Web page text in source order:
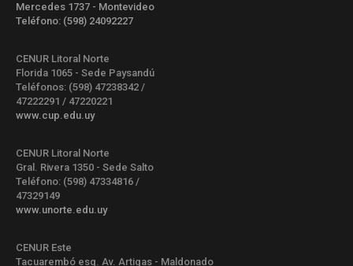
Mercedes 1737 - Montevideo
Teléfono: (598) 24092227
CENUR Litoral Norte
Florida 1065 - Sede Paysandú
Teléfonos: (598) 47238342 /
47222291 / 47220221
www.cup.edu.uy
CENUR Litoral Norte
Gral. Rivera 1350 - Sede Salto
Teléfono: (598) 47334816 /
47329149
www.unorte.edu.uy
CENUR Este
Tacuarembó esq. Av. Artigas - Maldonado